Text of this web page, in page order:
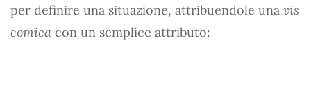
per definire una situazione, attribuendole una vis
comica con un semplice attributo: